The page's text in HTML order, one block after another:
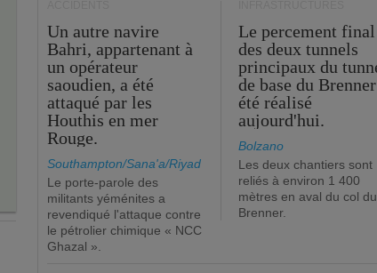
Un autre navire
Bahri, appartenant à
un opérateur
saoudien, a été
attaqué par les
Houthis en mer
Rouge.
Southampton/Sana'a/Riyad
Le porte-parole des
militants yéménites a
revendiqué l'attaque contre
le pétrolier chimique « NCC
Ghazal ».
Le percement final
des deux tunnels
principaux du
de base du
été réalisé
aujourd'hui.
Bolzano
Les deux chantiers sont
reliés à environ 1 400
mètres en aval du col du
Brenner.